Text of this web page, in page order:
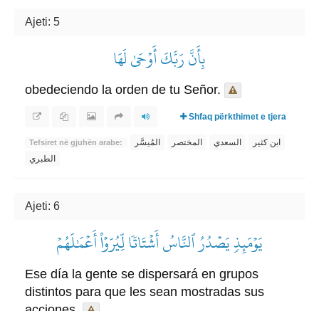
Ajeti: 5
بِأَنَّ رَبَّكَ أَوۡحَىٰ لَهَا
obedeciendo la orden de tu Señor.
Shfaq përkthimet e tjera
Tefsiret në gjuhën arabe: المُيسَّر المختصر السعدي
ابن كثير
الطبري
Ajeti: 6
يَوۡمَئِذٖ يَصۡدُرُ ٱلنَّاسُ أَشۡتَاتٗا لِّيُرَوۡاْ أَعۡمَٰلَهُمۡ
Ese día la gente se dispersará en grupos
distintos para que les sean mostradas sus